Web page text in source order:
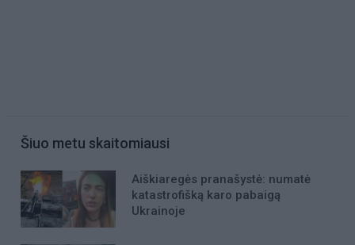
Šiuo metu skaitomiausi
Aiškiaregės pranašystė: numatė
katastrofišką karo pabaigą
Ukrainoje